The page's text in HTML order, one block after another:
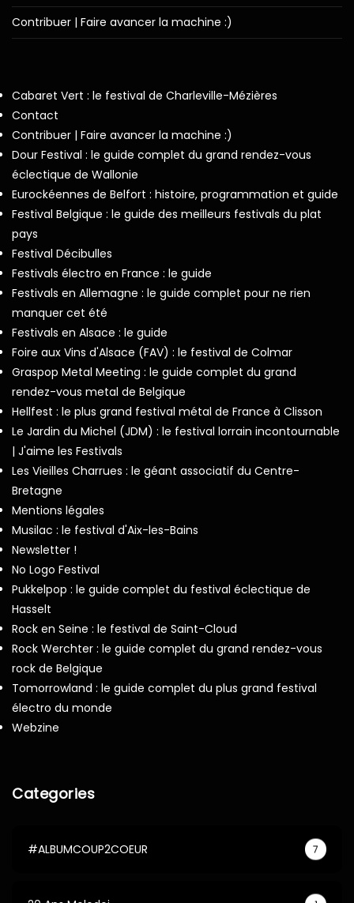
Contribuer | Faire avancer la machine :)
Cabaret Vert : le festival de Charleville-Mézières
Contact
Contribuer | Faire avancer la machine :)
Dour Festival : le guide complet du grand rendez-vous
éclectique de Wallonie
Eurockéennes de Belfort : histoire, programmation et guide
Festival Belgique : le guide des meilleurs festivals du plat
pays
Festival Décibulles
Festivals électro en France : le guide
Festivals en Allemagne : le guide complet pour ne rien
manquer cet été
Festivals en Alsace : le guide
Foire aux Vins d'Alsace (FAV) : le festival de Colmar
Graspop Metal Meeting : le guide complet du grand
rendez-vous metal de Belgique
Hellfest : le plus grand festival métal de France à Clisson
Le Jardin du Michel (JDM) : le festival lorrain incontournable
| J'aime les Festivals
Les Vieilles Charrues : le géant associatif du Centre-
Bretagne
Mentions légales
Musilac : le festival d'Aix-les-Bains
Newsletter !
No Logo Festival
Pukkelpop : le guide complet du festival éclectique de
Hasselt
Rock en Seine : le festival de Saint-Cloud
Rock Werchter : le guide complet du grand rendez-vous
rock de Belgique
Tomorrowland : le guide complet du plus grand festival
électro du monde
Webzine
Categories
#ALBUMCOUP2COEUR 7